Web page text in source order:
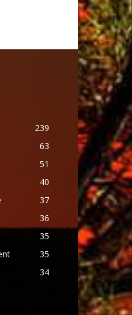
239
63
51
40
37
36
35
35
34